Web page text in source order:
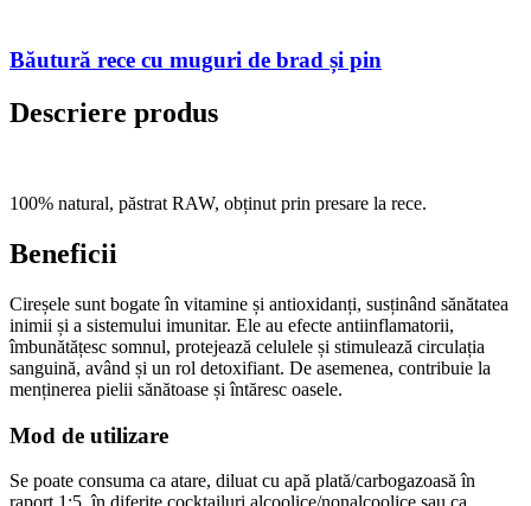
Băutură rece cu muguri de brad și pin
Descriere produs
100% natural, păstrat RAW, obținut prin presare la rece.
Beneficii
Cireșele sunt bogate în vitamine și antioxidanți, susținând sănătatea
inimii și a sistemului imunitar. Ele au efecte antiinflamatorii,
îmbunătățesc somnul, protejează celulele și stimulează circulația
sanguină, având și un rol detoxifiant. De asemenea, contribuie la
menținerea pielii sănătoase și întăresc oasele.
Mod de utilizare
Se poate consuma ca atare, diluat cu apă plată/carbogazoasă în